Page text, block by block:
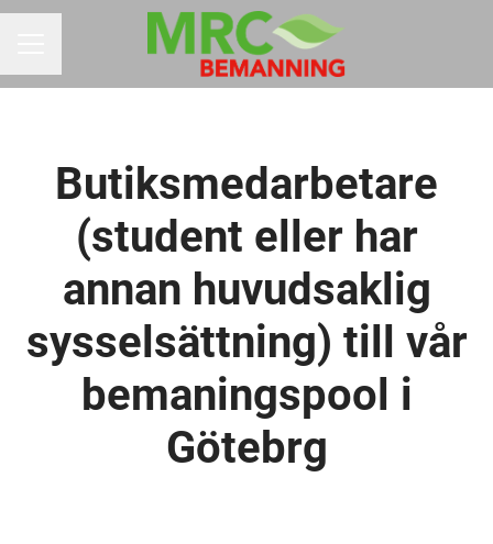
Butiksmedarbetare
(student eller har
annan huvudsaklig
sysselsättning) till vår
bemaningspool i
Götebrg